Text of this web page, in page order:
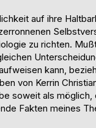
auf ihre
zu richten.
kann,
von Kerrin
soweit als
Fakten meines